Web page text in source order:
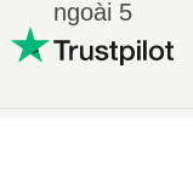
ngoài 5